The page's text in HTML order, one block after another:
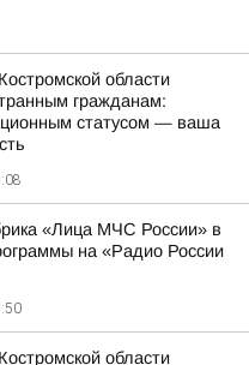
области
гражданам:
статусом — ваша
«Лица МЧС России» в
на «Радио России
области